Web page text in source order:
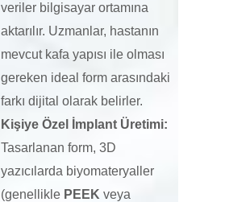
veriler bilgisayar ortamına
aktarılır. Uzmanlar, hastanın
mevcut kafa yapısı ile olması
gereken ideal form arasındaki
farkı dijital olarak belirler.
Kişiye Özel İmplant Üretimi:
Tasarlanan form, 3D
yazıcılarda biyomateryaller
(genellikle PEEK veya